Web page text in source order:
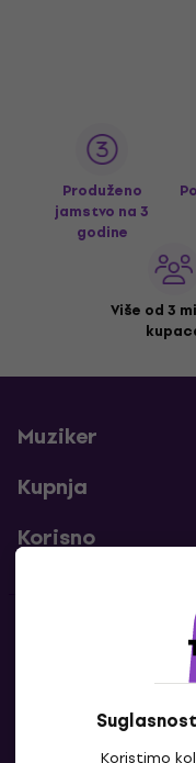
Koristimo
Produženo
jamstvo na 3
godine
Više od 3
Muziker
Kupnja
Korisno